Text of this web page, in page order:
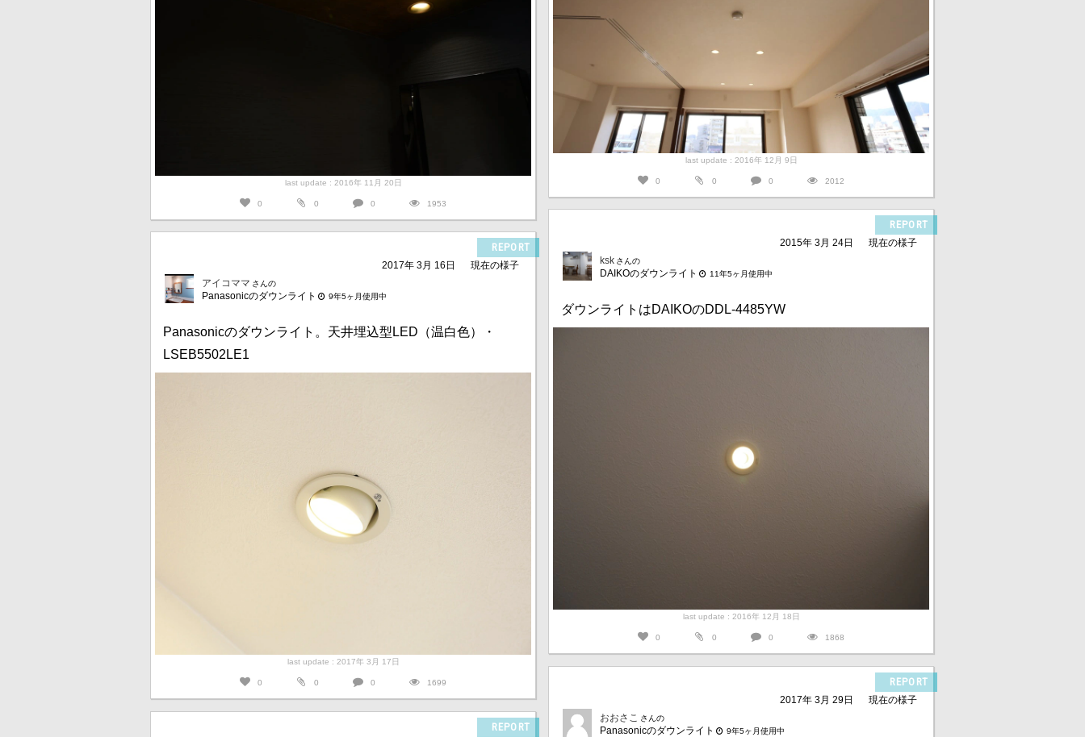
last update : 2016年 11月 20日
0 0 0 1953
last update : 2016年 12月 9日
0 0 0 2012
REPORT
2015年 3月 24日
現在の様子
ksk さんの
DAIKOのダウンライト 11年5ヶ月使用中
ダウンライトはDAIKOのDDL-4485YW
last update : 2016年 12月 18日
0 0 0 1868
REPORT
2017年 3月 16日
現在の様子
アイコママ さんの
Panasonicのダウンライト 9年5ヶ月使用中
Panasonicのダウンライト。天井埋込型LED（温白色）・
LSEB5502LE1
last update : 2017年 3月 17日
0 0 0 1699 REPORT
2017年 3月 29日
現在の様子
おおさこ さんの
Panasonicのダウンライト 9年5ヶ月使用中
REPORT